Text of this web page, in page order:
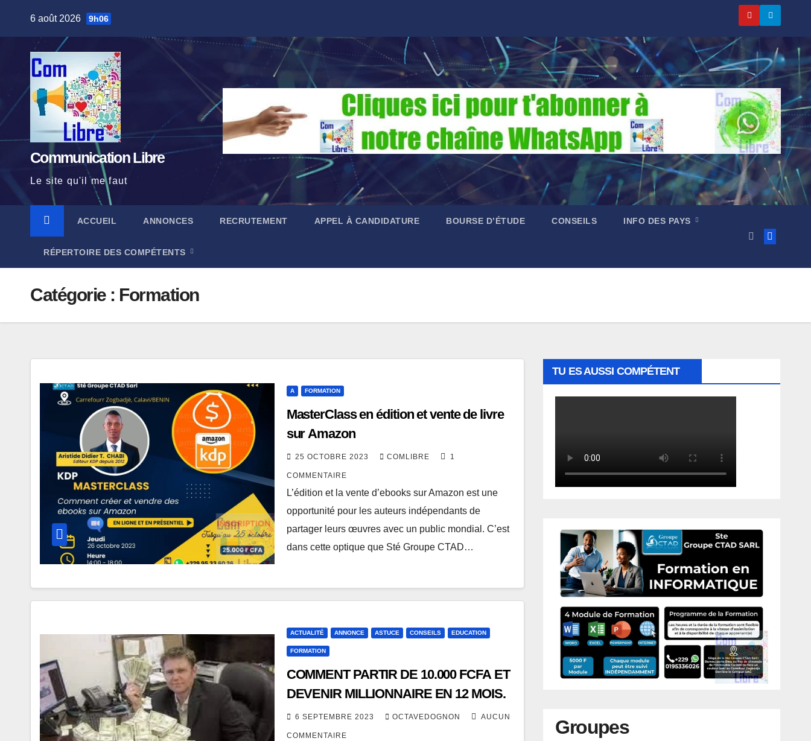
6 août 2026 9h06
Communication Libre
Le site qu'il me faut
ACCUEIL ANNONCES RECRUTEMENT APPEL À CANDIDATURE BOURSE D’ÉTUDE CONSEILS INFO DES PAYS
RÉPERTOIRE DES COMPÉTENTS
Catégorie : Formation
A FORMATION
MasterClass en édition et vente de livre
sur Amazon
25 OCTOBRE 2023 COMLIBRE 1
COMMENTAIRE
L’édition et la vente d’ebooks sur Amazon est une
opportunité pour les auteurs indépendants de
partager leurs œuvres avec un public mondial. C’est
dans cette optique que Sté Groupe CTAD…
ACTUALITÉ ANNONCE ASTUCE CONSEILS EDUCATION
FORMATION
COMMENT PARTIR DE 10.000 FCFA ET
DEVENIR MILLIONNAIRE EN 12 MOIS.
6 SEPTEMBRE 2023 OCTAVEDOGNON AUCUN
COMMENTAIRE
TU ES AUSSI COMPÉTENT
Groupes